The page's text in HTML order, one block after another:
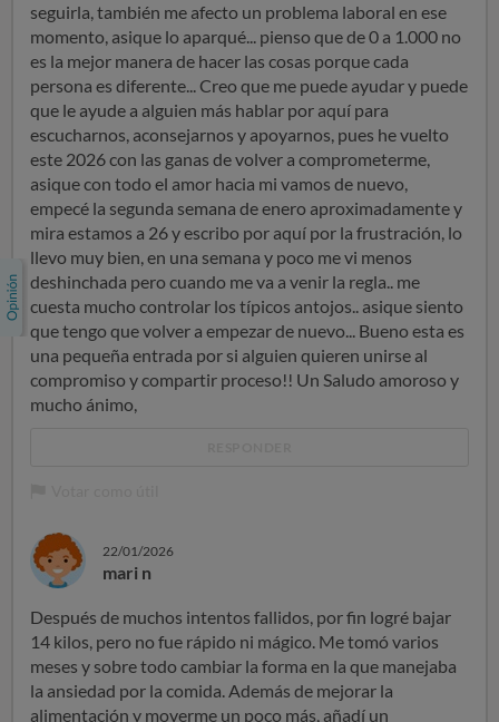
seguirla, también me afecto un problema laboral en ese
momento, asique lo aparqué... pienso que de 0 a 1.000 no
es la mejor manera de hacer las cosas porque cada
persona es diferente... Creo que me puede ayudar y puede
que le ayude a alguien más hablar por aquí para
escucharnos, aconsejarnos y apoyarnos, pues he vuelto
este 2026 con las ganas de volver a comprometerme,
asique con todo el amor hacia mi vamos de nuevo,
empecé la segunda semana de enero aproximadamente y
mira estamos a 26 y escribo por aquí por la frustración, lo
llevo muy bien, en una semana y poco me vi menos
deshinchada pero cuando me va a venir la regla.. me
cuesta mucho controlar los típicos antojos.. asique siento
que tengo que volver a empezar de nuevo... Bueno esta es
una pequeña entrada por si alguien quieren unirse al
compromiso y compartir proceso!! Un Saludo amoroso y
mucho ánimo,
22/01/2026
mari n
Después de muchos intentos fallidos, por fin logré bajar
14 kilos, pero no fue rápido ni mágico. Me tomó varios
meses y sobre todo cambiar la forma en la que manejaba
la ansiedad por la comida. Además de mejorar la
alimentación y moverme un poco más, añadí un